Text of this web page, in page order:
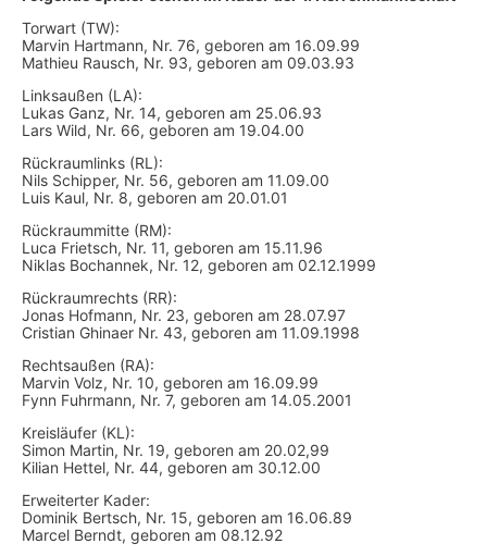
Torwart (TW):
Marvin Hartmann, Nr. 76, geboren am 16.09.99
Mathieu Rausch, Nr. 93, geboren am 09.03.93
Linksaußen (LA):
Lukas Ganz, Nr. 14, geboren am 25.06.93
Lars Wild, Nr. 66, geboren am 19.04.00
Rückraumlinks (RL):
Nils Schipper, Nr. 56, geboren am 11.09.00
Luis Kaul, Nr. 8, geboren am 20.01.01
Rückraummitte (RM):
Luca Frietsch, Nr. 11, geboren am 15.11.96
Niklas Bochannek, Nr. 12, geboren am 02.12.1999
Rückraumrechts (RR):
Jonas Hofmann, Nr. 23, geboren am 28.07.97
Cristian Ghinaer Nr. 43, geboren am 11.09.1998
Rechtsaußen (RA):
Marvin Volz, Nr. 10, geboren am 16.09.99
Fynn Fuhrmann, Nr. 7, geboren am 14.05.2001
Kreisläufer (KL):
Simon Martin, Nr. 19, geboren am 20.02,99
Kilian Hettel, Nr. 44, geboren am 30.12.00
Erweiterter Kader:
Dominik Bertsch, Nr. 15, geboren am 16.06.89
Marcel Berndt, geboren am 08.12.92